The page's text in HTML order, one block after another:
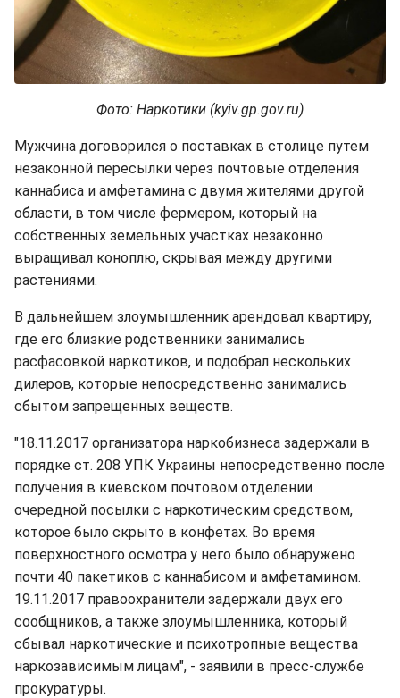
Фото: Наркотики (kyiv.gp.gov.ru)
Мужчина договорился о поставках в столице путем
незаконной пересылки через почтовые отделения
каннабиса и амфетамина с двумя жителями другой
области, в том числе фермером, который на
собственных земельных участках незаконно
выращивал коноплю, скрывая между другими
растениями.
В дальнейшем злоумышленник арендовал квартиру,
где его близкие родственники занимались
расфасовкой наркотиков, и подобрал нескольких
дилеров, которые непосредственно занимались
сбытом запрещенных веществ.
"18.11.2017 организатора наркобизнеса задержали в
порядке ст. 208 УПК Украины непосредственно после
получения в киевском почтовом отделении
очередной посылки с наркотическим средством,
которое было скрыто в конфетах. Во время
поверхностного осмотра у него было обнаружено
почти 40 пакетиков с каннабисом и амфетамином.
19.11.2017 правоохранители задержали двух его
сообщников, а также злоумышленника, который
сбывал наркотические и психотропные вещества
наркозависимым лицам", - заявили в пресс-службе
прокуратуры.